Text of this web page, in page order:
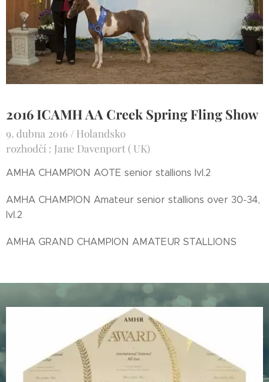
2016 ICAMH AA Creek Spring Fling Show
9. dubna 2016 / Holandsko
rozhodčí : Jane Davenport ( UK)
AMHA CHAMPION AOTE senior stallions lvl.2
AMHA CHAMPION Amateur senior stallions over 30-34,
lvl.2
AMHA GRAND CHAMPION AMATEUR STALLIONS